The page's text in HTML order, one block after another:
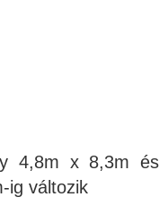
4,8m x 8,3m és
ig változik